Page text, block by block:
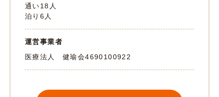
通い18人
泊り6人
運営事業者
医療法人 健瑜会4690100922